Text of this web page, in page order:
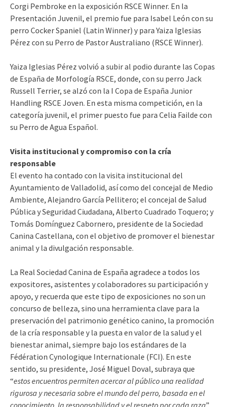
Corgi Pembroke en la exposición RSCE Winner. En la
Presentación Juvenil, el premio fue para Isabel León con su
perro Cocker Spaniel (Latin Winner) y para Yaiza Iglesias
Pérez con su Perro de Pastor Australiano (RSCE Winner).
Yaiza Iglesias Pérez volvió a subir al podio durante las Copas
de España de Morfología RSCE, donde, con su perro Jack
Russell Terrier, se alzó con la I Copa de España Junior
Handling RSCE Joven. En esta misma competición, en la
categoría juvenil, el primer puesto fue para Celia Failde con
su Perro de Agua Español.
Visita institucional y compromiso con la cría
responsable
El evento ha contado con la visita institucional del
Ayuntamiento de Valladolid, así como del concejal de Medio
Ambiente, Alejandro García Pellitero; el concejal de Salud
Pública y Seguridad Ciudadana, Alberto Cuadrado Toquero; y
Tomás Domínguez Cabornero, presidente de la Sociedad
Canina Castellana, con el objetivo de promover el bienestar
animal y la divulgación responsable.
La Real Sociedad Canina de España agradece a todos los
expositores, asistentes y colaboradores su participación y
apoyo, y recuerda que este tipo de exposiciones no son un
concurso de belleza, sino una herramienta clave para la
preservación del patrimonio genético canino, la promoción
de la cría responsable y la puesta en valor de la salud y el
bienestar animal, siempre bajo los estándares de la
Fédération Cynologique Internationale (FCI). En este
sentido, su presidente, José Miguel Doval, subraya que
“estos encuentros permiten acercar al público una realidad
rigurosa y necesaria sobre el mundo del perro, basada en el
conocimiento, la responsabilidad y el respeto por cada raza”.